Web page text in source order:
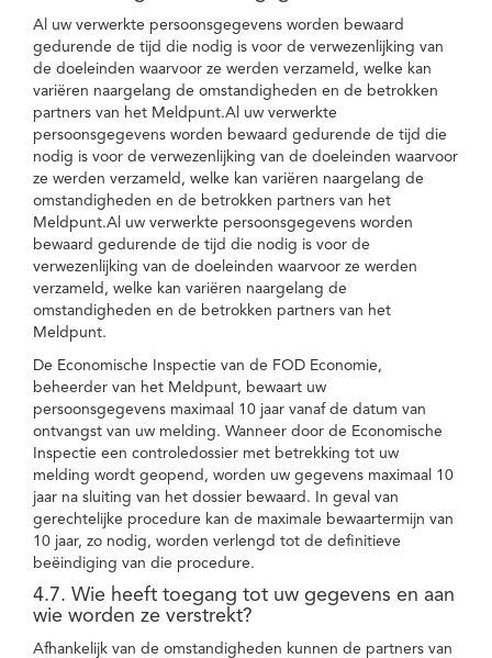
Al uw verwerkte persoonsgegevens worden bewaard
gedurende de tijd die nodig is voor de verwezenlijking van
de doeleinden waarvoor ze werden verzameld, welke kan
variëren naargelang de omstandigheden en de betrokken
partners van het Meldpunt.Al uw verwerkte
persoonsgegevens worden bewaard gedurende de tijd die
nodig is voor de verwezenlijking van de doeleinden waarvoor
ze werden verzameld, welke kan variëren naargelang de
omstandigheden en de betrokken partners van het
Meldpunt.Al uw verwerkte persoonsgegevens worden
bewaard gedurende de tijd die nodig is voor de
verwezenlijking van de doeleinden waarvoor ze werden
verzameld, welke kan variëren naargelang de
omstandigheden en de betrokken partners van het
Meldpunt.
De Economische Inspectie van de FOD Economie,
beheerder van het Meldpunt, bewaart uw
persoonsgegevens maximaal 10 jaar vanaf de datum van
ontvangst van uw melding. Wanneer door de Economische
Inspectie een controledossier met betrekking tot uw
melding wordt geopend, worden uw gegevens maximaal 10
jaar na sluiting van het dossier bewaard. In geval van
gerechtelijke procedure kan de maximale bewaartermijn van
10 jaar, zo nodig, worden verlengd tot de definitieve
beëindiging van die procedure.
4.7. Wie heeft toegang tot uw gegevens en aan
wie worden ze verstrekt?
Afhankelijk van de omstandigheden kunnen de partners van